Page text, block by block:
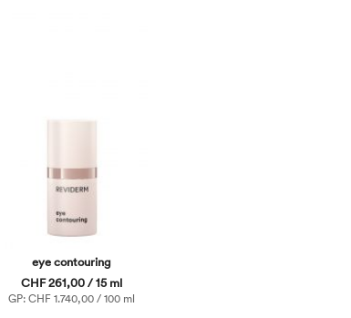
eye contouring
CHF 261,00 / 15 ml
GP: CHF 1.740,00 / 100 ml